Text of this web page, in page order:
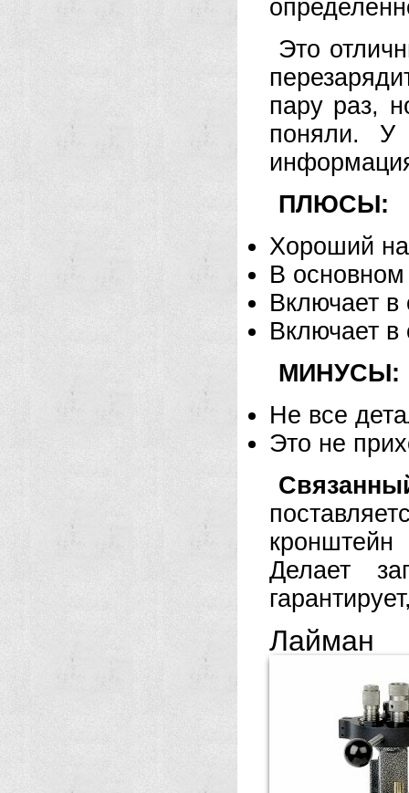
Это
пару раз,
поняли. У
ПЛЮСЫ:
Хороший
В основном
Включает в
Включает в
МИНУСЫ:
Не все
Это не
кронштейн
Делает